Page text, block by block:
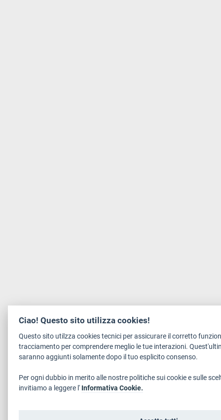
Ciao! Questo sito utilizza cookies!
Questo sito utilzza cookies tecnici per assicurare il corretto
tracciamento per comprendere meglio le tue interazioni.
saranno aggiunti solamente dopo il tuo esplicito consenso.
Per ogni dubbio in merito alle nostre politiche sui cookie e sulle
invitiamo a leggere l' Informativa Cookie.